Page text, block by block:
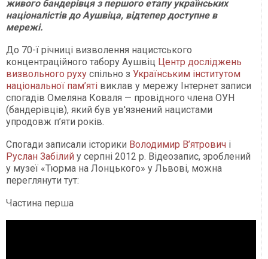
живого бандерівця з першого етапу українських
націоналістів до Аушвіца, відтепер доступне в
мережі.
До 70-ї річниці визволення нацистського
концентраційного табору Аушвіц Центр досліджень
визвольного руху спільно з Українським інститутом
національної пам’яті виклав у мережу Інтернет записи
спогадів Омеляна Коваля — провідного члена ОУН
(бандерівців), який був ув'язнений нацистами
упродовж п’яти років.
Спогади записали історики Володимир В’ятрович і
Руслан Забілий у серпні 2012 р. Відеозапис, зроблений
у музеї «Тюрма на Лонцького» у Львові, можна
переглянути тут:
Частина перша